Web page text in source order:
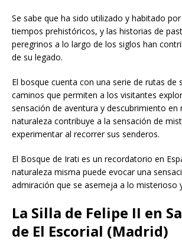
Se sabe que ha sido utilizado y habitado
tiempos prehistóricos, y las historias de
peregrinos a lo largo de los siglos han
de su legado.
El bosque cuenta con una serie de rutas de
caminos que permiten a los visitantes
sensación de aventura y descubrimiento en
naturaleza contribuye a la sensación de
experimentar al recorrer sus senderos.
El Bosque de Irati es un recordatorio en
naturaleza misma puede evocar una
admiración que se asemeja a lo misterioso
La Silla de Felipe II en
de El Escorial (Madrid)